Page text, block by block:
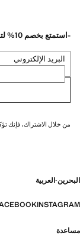
-استمتع بخصم 10% لتسوقك القادم عند اشتراكك في نشرتنا الاخبارية
البريد الإلكتروني
من خلال الاشتراك، فإنك
البحرين·العربية
INSTAGRAM
مساعدة